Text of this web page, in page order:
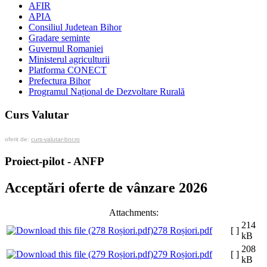
AFIR
APIA
Consiliul Judetean Bihor
Gradare seminte
Guvernul Romaniei
Ministerul agriculturii
Platforma CONECT
Prefectura Bihor
Programul Național de Dezvoltare Rurală
Curs Valutar
oferit de: curs-valutar-bnr.ro
Proiect-pilot - ANFP
Acceptări oferte de vânzare 2026
Attachments:
278 Roșiori.pdf
[ ]
214
kB
279 Roșiori.pdf
[ ]
208
kB